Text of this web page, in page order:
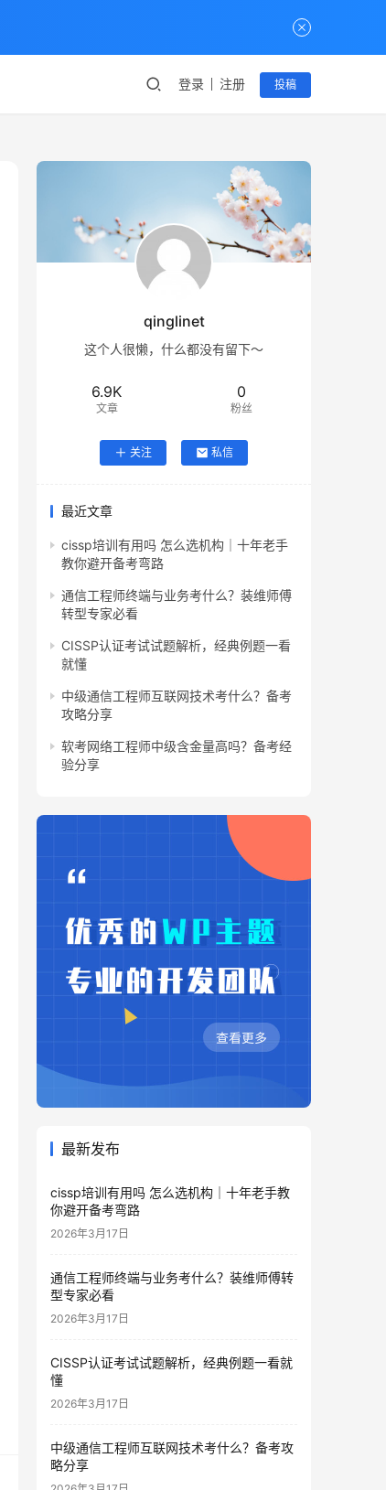
登录 注册 投稿
qinglinet
这个人很懒，什么都没有留下～
6.9K
文章
0
粉丝
关注 私信
最近文章
cissp培训有用吗 怎么选机构｜十年老手
教你避开备考弯路
通信工程师终端与业务考什么？装维师傅
转型专家必看
CISSP认证考试试题解析，经典例题一看
就懂
中级通信工程师互联网技术考什么？备考
攻略分享
软考网络工程师中级含金量高吗？备考经
验分享
最新发布
cissp培训有用吗 怎么选机构｜十年老手教
你避开备考弯路
2026年3月17日
通信工程师终端与业务考什么？装维师傅转
型专家必看
2026年3月17日
CISSP认证考试试题解析，经典例题一看就
懂
2026年3月17日
中级通信工程师互联网技术考什么？备考攻
略分享